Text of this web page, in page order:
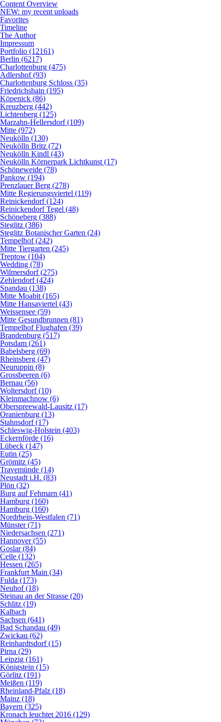
Content Overview
NEW: my recent uploads
Favorites
Timeline
The Author
Impressum
Portfolio (12161)
Berlin (6217)
Charlottenburg (475)
Adlershof (93)
Charlottenburg Schloss (35)
Friedrichshain (195)
Köpenick (86)
Kreuzberg (442)
Lichtenberg (125)
Marzahn-Hellersdorf (109)
Mitte (972)
Neukölln (130)
Neukölln Britz (72)
Neukölln Kindl (43)
Neukölln Körnerpark Lichtkunst (17)
Schöneweide (78)
Pankow (194)
Prenzlauer Berg (278)
Mitte Regierungsviertel (119)
Reinickendorf (124)
Reinickendorf Tegel (48)
Schöneberg (388)
Steglitz (386)
Steglitz Botanischer Garten (24)
Tempelhof (242)
Mitte Tiergarten (245)
Treptow (104)
Wedding (78)
Wilmersdorf (275)
Zehlendorf (424)
Spandau (138)
Mitte Moabit (165)
Mitte Hansaviertel (43)
Weissensee (59)
Mitte Gesundbrunnen (81)
Tempelhof Flughafen (39)
Brandenburg (517)
Potsdam (261)
Babelsberg (69)
Rheinsberg (47)
Neuruppin (8)
Grossbeeren (6)
Bernau (56)
Woltersdorf (10)
Kleinmachnow (6)
Oberspreewald-Lausitz (17)
Oranienburg (13)
Stahnsdorf (17)
Schleswig-Holstein (403)
Eckernförde (16)
Lübeck (147)
Eutin (25)
Grömitz (45)
Travemünde (14)
Neustadt i.H. (83)
Plön (32)
Burg auf Fehmarn (41)
Hamburg (160)
Hamburg (160)
Nordrhein-Westfalen (71)
Münster (71)
Niedersachsen (271)
Hannover (55)
Goslar (84)
Celle (132)
Hessen (265)
Frankfurt Main (34)
Fulda (173)
Neuhof (18)
Steinau an der Strasse (20)
Schlitz (19)
Kalbach
Sachsen (641)
Bad Schandau (49)
Zwickau (62)
Reinhardtsdorf (15)
Pirna (29)
Leipzig (161)
Königstein (15)
Görlitz (191)
Meißen (119)
Rheinland-Pfalz (18)
Mainz (18)
Bayern (325)
Kronach leuchtet 2016 (129)